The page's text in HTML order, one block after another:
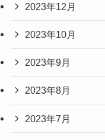
2023年12月
2023年10月
2023年9月
2023年8月
2023年7月